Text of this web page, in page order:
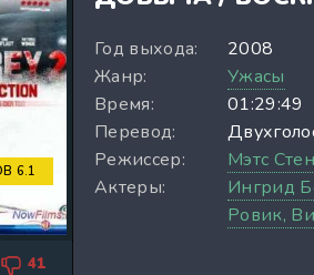
6.1
41
Год выхода:
2008
Жанр:
Ужасы
Время:
01:29:49
Перевод:
Режиссер:
Мэтс
Актеры:
Ингрид
Ровик,